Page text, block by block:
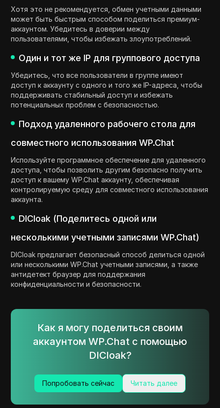
Хотя это не рекомендуется, обмен учетными данными
может быть быстрым способом поделиться премиум-
аккаунтом. Убедитесь в доверии между
пользователями, чтобы избежать злоупотреблений.
Один и тот же IP для группового доступа
Убедитесь, что все пользователи в группе имеют
доступ к аккаунту с одного и того же IP-адреса, чтобы
поддерживать стабильный доступ и избежать
потенциальных проблем с безопасностью.
Подход удаленного рабочего стола для
совместного использования WP.Chat
Используйте программное обеспечение для удаленного
доступа, чтобы позволить другим безопасно получить
доступ к вашему WP.Chat аккаунту, обеспечивая
контролируемую среду для совместного использования
аккаунта.
DICloak (Поделитесь одной или
несколькими учетными записями WP.Chat)
DICloak предлагает безопасный способ делиться одной
или несколькими WP.Chat учетными записями, а также
антидетект браузер для поддержания
конфиденциальности и безопасности.
Как я могу поделиться своим
аккаунтом WP.Chat с помощью
DICloak?
Попробовать сейчас Читать далее